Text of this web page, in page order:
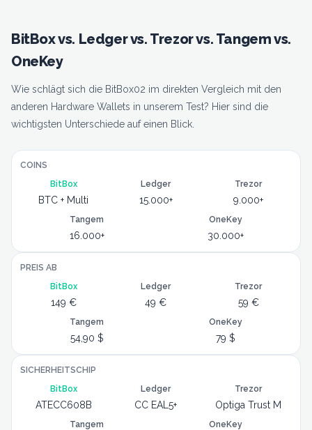
BitBox vs. Ledger vs. Trezor vs. Tangem vs.
OneKey
Wie schlägt sich die BitBox02 im direkten Vergleich mit den
anderen Hardware Wallets in unserem Test? Hier sind die
wichtigsten Unterschiede auf einen Blick.
COINS
BitBox
BTC + Multi
Ledger
15.000+
Trezor
9.000+
Tangem
16.000+
OneKey
30.000+
PREIS AB
BitBox
149 €
Ledger
49 €
Trezor
59 €
Tangem
54,90 $
OneKey
79 $
SICHERHEITSCHIP
BitBox
ATECC608B
Ledger
CC EAL5+
Trezor
Optiga Trust M
Tangem OneKey